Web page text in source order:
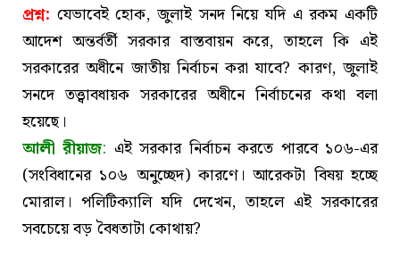
প্রশ্ন: যেভাবেই হোক, জুলাই সনদ নিয়ে যদি এ রকম একটি
আদেশ অন্তর্বর্তী সরকার বাস্তবায়ন করে, তাহলে কি এই
সরকারের অধীনে জাতীয় নির্বাচন করা যাবে? কারণ, জুলাই
সনদে তত্ত্বাবধায়ক সরকারের অধীনে নির্বাচনের কথা বলা
হয়েছে।
আলী রীয়াজ: এই সরকার নির্বাচন করতে পারবে ১০৬-এর
(সংবিধানের ১০৬ অনুচ্ছেদ) কারণে। আরেকটা বিষয় হচ্ছে
মোরাল। পলিটিক্যালি যদি দেখেন, তাহলে এই সরকারের
সবচেয়ে বড় বৈধতাটা কোথায়?